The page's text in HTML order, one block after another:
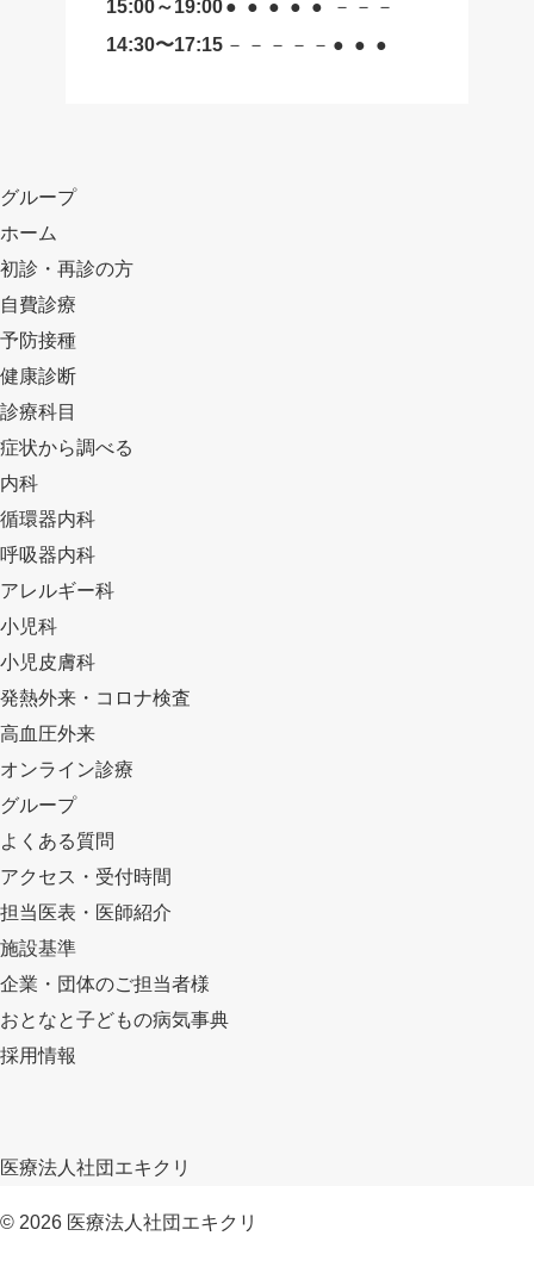
15:00～19:00● ● ● ● ● － － －
14:30〜17:15 － － － － － ● ● ●
グループ
ホーム
初診・再診の方
自費診療
予防接種
健康診断
診療科目
症状から調べる
内科
循環器内科
呼吸器内科
アレルギー科
小児科
小児皮膚科
発熱外来・コロナ検査
高血圧外来
オンライン診療
グループ
よくある質問
アクセス・受付時間
担当医表・医師紹介
施設基準
企業・団体のご担当者様
おとなと子どもの病気事典
採用情報
医療法人社団エキクリ
© 2026 医療法人社団エキクリ